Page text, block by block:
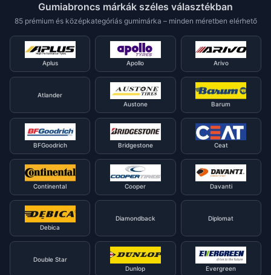
Gumiabroncs márkák széles választékban
85 prémium és középkategóriás gumimárka – minden méretben elérhető
Aplus Apollo Arivo
Atlander
Austone
Barum
BFGoodrich Bridgestone Ceat
Continental Cooper Davanti
Debica
Diamondback Diplomat
Double Star
Dunlop
Evergreen